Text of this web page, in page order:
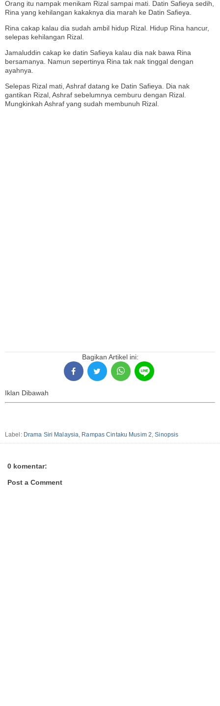
Orang itu nampak menikam Rizal sampai mati. Datin Safieya sedih,
Rina yang kehilangan kakaknya dia marah ke Datin Safieya.
Rina cakap kalau dia sudah ambil hidup Rizal. Hidup Rina hancur,
selepas kehilangan Rizal.
Jamaluddin cakap ke datin Safieya kalau dia nak bawa Rina
bersamanya. Namun sepertinya Rina tak nak tinggal dengan
ayahnya.
Selepas Rizal mati, Ashraf datang ke Datin Safieya. Dia nak
gantikan Rizal, Ashraf sebelumnya cemburu dengan Rizal.
Mungkinkah Ashraf yang sudah membunuh Rizal.
Bagikan Artikel ini:
Iklan Dibawah
Label: Drama Siri Malaysia, Rampas Cintaku Musim 2,Sinopsis
0 komentar:
Post a Comment